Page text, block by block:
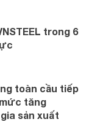
trong 6
toàn cầu tiếp
tăng
sản xuất